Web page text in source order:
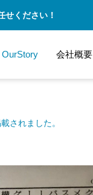
せください！
OurStory 会社概要
されました。